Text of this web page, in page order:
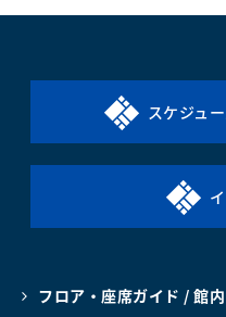
スケジュ
フロア・座席ガイド / 館内